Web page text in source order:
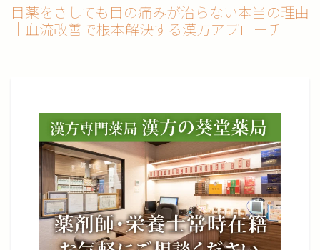
目薬をさしても目の痛みが治らない本当の理由
｜血流改善で根本解決する漢方アプローチ